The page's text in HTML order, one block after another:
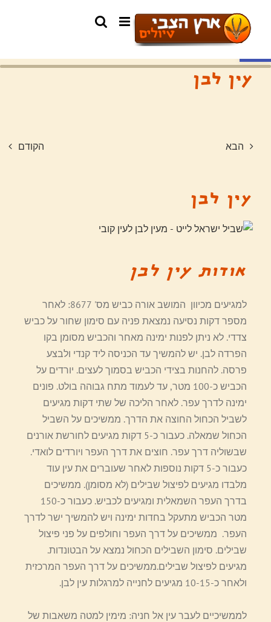
פתח סרגל נגישות
עין לבן
הקודם הבא
עין לבן
אודות עין לבן
למגיעים מכיוון המושב אורה כביש מס' 8677: לאחר
מספר דקות נסיעה נמצאת פניה עם סימון שחור על כביש
צדדי. לא ניתן לפנות ימינה מאחר והכביש מסומן בקו
הפרדה לבן. יש להמשיך עד הכניסה ליד קנדי ולבצע
פרסה. להחנות בצידי הכביש בסמוך לעצים. יורדים על
הכביש כ-100 מטר, עד לעמוד מתח גבוהה בולט. פונים
ימינה לדרך עפר. לאחר הליכה של שתי דקות מגיעים
לשביל הכחול החוצה את הדרך. ממשיכים על השביל
הכחול שמאלה. כעבור כ-5 דקות מגיעים לחורשת אורנים
שבשוליה דרך עפר. חוצים את דרך העפר ויורדים לואדי.
כעבור כ-5 דקות נוספות לאחר שעוברים את עין עוד
מלבדו מגיעים לפיצול שבילים (לא מסומן). ממשיכים
בדרך העפר השמאלית ומגיעים לכביש. כעבור כ-150
מטר הכביש מתעקל בחדות ימינה ויש להמשיך ישר לדרך
העפר. ממשיכים על דרך העפר וחולפים על פני פיצול
שבילים. סימון השבילים הכחול נמצא על הבטונדות.
מגיעים לפיצול שבילים.ממשיכים על דרך העפר המרכזית
ולאחר כ-10-15 מגיעים לחנייה למרגלות עין לבן.
לממשיכיים לעבר עין אל חניה: מימין למטה משאבות של